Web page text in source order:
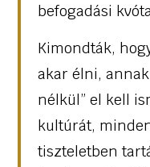
befogadási
Kimondták,
akar élni,
nélkül” el kell
kultúrát,
tiszteletben